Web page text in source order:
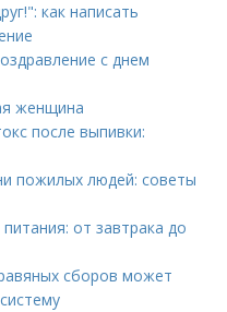
как написать
с днем
женщина
после выпивки:
пожилых людей: советы
от завтрака до
сборов может